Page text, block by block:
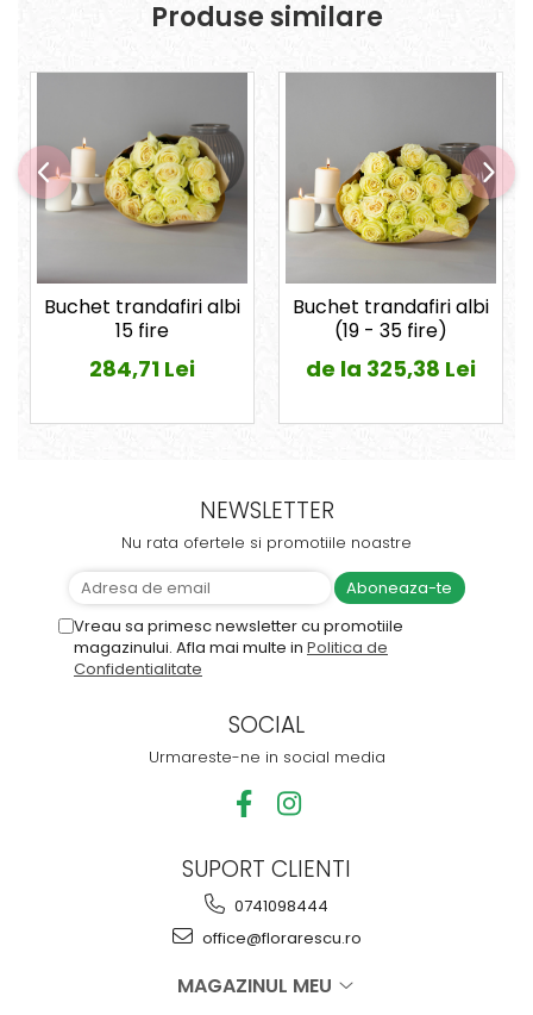
Produse similare
Buchet trandafiri albi
15 fire
284,71 Lei
Buchet trandafiri albi
(19 - 35 fire)
de la 325,38 Lei
NEWSLETTER
Nu rata ofertele si promotiile noastre
Vreau sa primesc newsletter cu promotiile
magazinului. Afla mai multe in Politica de
Confidentialitate
SOCIAL
Urmareste-ne in social media
SUPORT CLIENTI
0741098444
office@florarescu.ro
MAGAZINUL MEU